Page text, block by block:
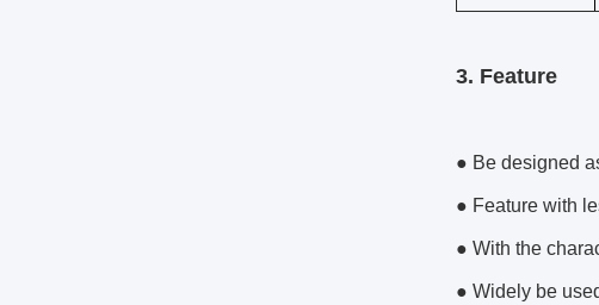
3. Feature
● Be designed
● Feature with
● With the
● Widely be